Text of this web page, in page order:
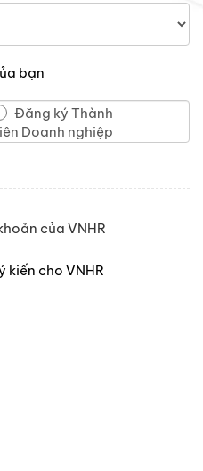
bạn
Đăng ký Thành
Doanh nghiệp
của VNHR
cho VNHR